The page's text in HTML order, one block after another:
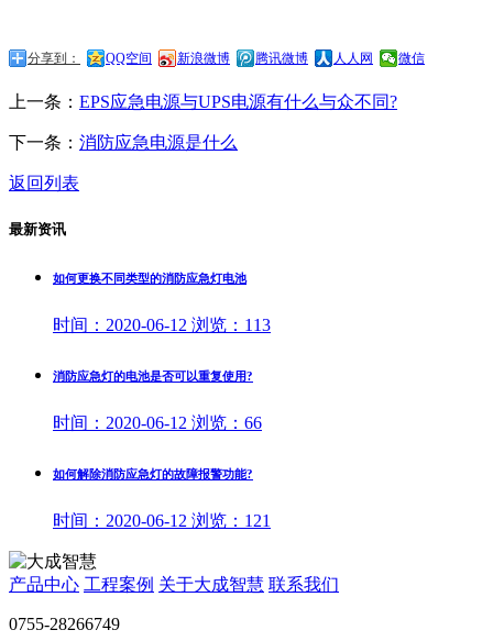
分享到： QQ空间 新浪微博 腾讯微博 人人网 微信
上一条： EPS应急电源与UPS电源有什么与众不同?
下一条： 消防应急电源是什么
返回列表
最新资讯
如何更换不同类型的消防应急灯电池
时间： 2020-06-12 浏览： 113
消防应急灯的电池是否可以重复使用?
时间： 2020-06-12 浏览： 66
如何解除消防应急灯的故障报警功能?
时间： 2020-06-12 浏览： 121
产品中心 工程案例 关于大成智慧 联系我们
0755-28266749